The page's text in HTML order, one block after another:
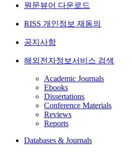
원문뷰어 다운로드
RISS 개인정보 재동의
공지사항
해외전자정보서비스 검색
Academic Journals
Ebooks
Dissertations
Conference Materials
Reviews
Reports
Databases & Journals